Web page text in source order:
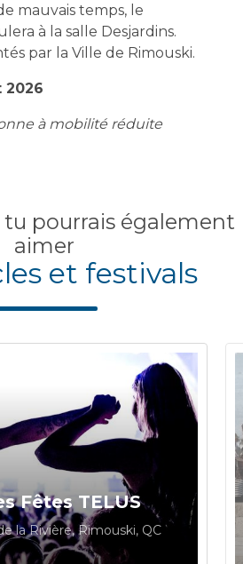
mauvais temps, le
à la salle Desjardins.
par la Ville de Rimouski.
2026
à mobilité réduite
tu pourrais également
aimer
et festivals
Fêtes TELUS
la Rivière, Rimouski, QC